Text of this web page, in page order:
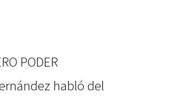
PODER
habló del